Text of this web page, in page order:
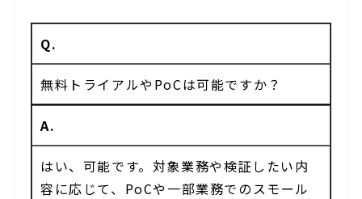
Q.
無料トライアルやPoCは可能ですか？
A.
はい、可能です。対象業務や検証したい内
容に応じて、PoCや一部業務でのスモール